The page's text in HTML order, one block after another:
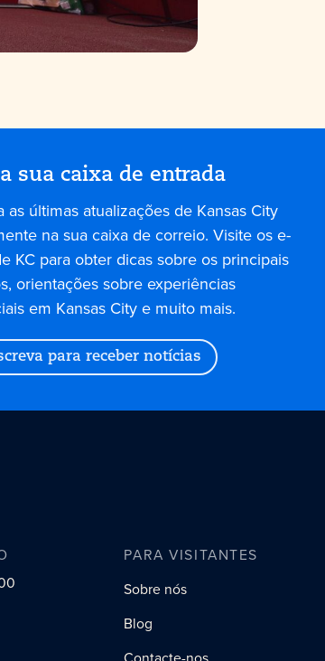
sua caixa de entrada
as últimas atualizações de Kansas City
na sua caixa de correio. Visite os e-
KC para obter dicas sobre os principais
orientações sobre experiências
em Kansas City e muito mais.
para receber notícias
PARA VISITANTES
Sobre nós
Blog